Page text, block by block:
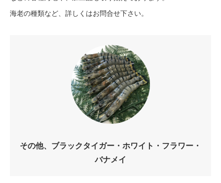
海老の種類など、詳しくはお問合せ下さい。
その他、ブラックタイガー・ホワイト・フラワー・
バナメイ